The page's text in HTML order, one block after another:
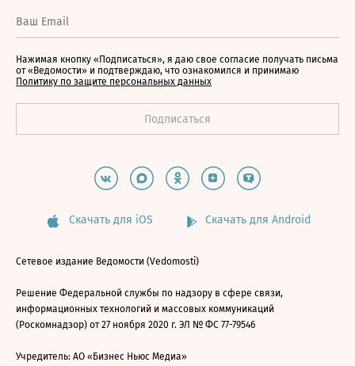
Нажимая кнопку «Подписаться», я даю свое согласие получать письма
от «Ведомости» и подтверждаю, что ознакомился и принимаю
Политику по защите персональных данных
Скачать для iOS Скачать для Android
Сетевое издание Ведомости (Vedomosti)
Решение Федеральной службы по надзору в сфере связи,
информационных технологий и массовых коммуникаций
(Роскомнадзор) от 27 ноября 2020 г. ЭЛ № ФС 77-79546
Учредитель: АО «Бизнес Ньюс Медиа»